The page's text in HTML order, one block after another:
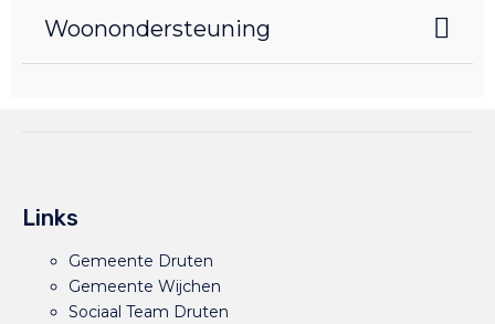
Woonondersteuning
Links
Gemeente Druten
Gemeente Wijchen
Sociaal Team Druten